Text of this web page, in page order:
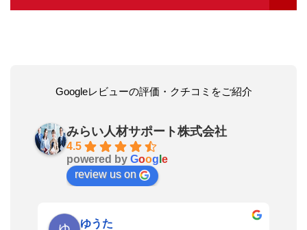
Googleレビューの評価・クチコミをご紹介
みらい人材サポート株式会社
4.5
powered by Goog e
review us on
ゆうた